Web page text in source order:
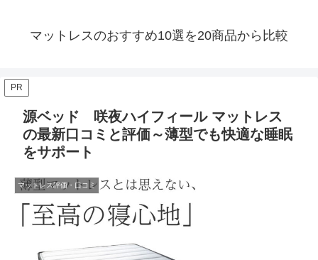
マットレスのおすすめ10選を20商品から比較
PR
源ベッド 咲夜ハイフィール マットレス
の最新口コミと評価～薄型でも快適な睡眠
をサポート
マットレス評価・口コミ